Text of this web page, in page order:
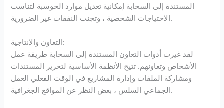
المستندة إلى السحابة إمكانية تعديل موارد الحوسبة لتناسب
الاحتياجات الشخصية ، وتجنب النفقات غير الضرورية.
التعاون والإنتاجية:
لقد غيرت أدوات التعاون المستندة إلى السحابة طريقة عمل
الأشخاص وتعاونهم. تتيح الأنظمة الأساسية لتحرير المستندات
ومشاركة الملفات وإدارة المشاريع في الوقت الفعلي العمل
الجماعي السلس ، بغض النظر عن المواقع الجغرافية.